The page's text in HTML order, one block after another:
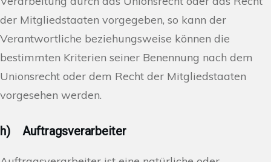
der Mitgliedstaaten vorgegeben, so kann der
Verantwortliche beziehungsweise können die
bestimmten Kriterien seiner Benennung nach dem
Unionsrecht oder dem Recht der Mitgliedstaaten
vorgesehen werden.
h) Auftragsverarbeiter